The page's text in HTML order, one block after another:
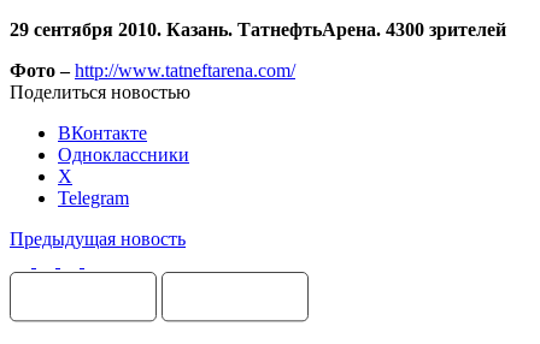
29 сентября 2010. Казань. ТатнефтьАрена. 4300 зрителей
Фото –http://www.tatneftarena.com/
Поделиться новостью
ВКонтакте
Одноклассники
X
Telegram
Предыдущая новость